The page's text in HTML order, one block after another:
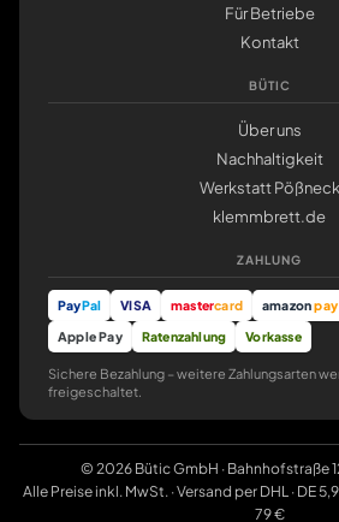
Für Betriebe
Kontakt
BÜTIC
Über uns
Nachhaltigkeit
Werkstatt Pößneck
klemmbrett.de
ZAHLUNG
PayPal VISA mastercard amazonpay
Apple Pay
Ratenzahlung Vorkasse
Sichere Bezahlung – weitere Zahlungsarten
freigeschaltet.
© 2026 Bütic GmbH · Bahnhofstraße
Alle Preise inkl. MwSt. · Versand per DHL · DE
79 €